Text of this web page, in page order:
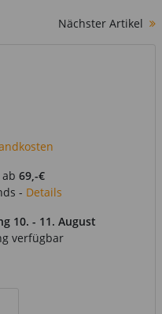
Nächster Artikel
69,-€
- Details
10. - 11. August
verfügbar